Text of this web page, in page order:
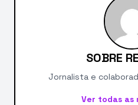
SOBRE
Jornalista e
Ver todas as